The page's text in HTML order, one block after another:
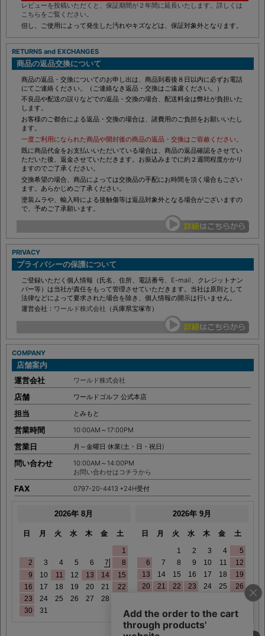
レビューを投稿いただくと、保証期間が２年間に延長いたします。詳しくは
こちらをご覧ください。
但し、ご使用によって発生した汚れやキズなどは、保証対象外となります。
RETURNS and EXCHANGES
商品の返品交換について
商品の返品・交換についてのお申し出は、商品到着後８日以内に必ずお電話
にてご連絡ください。（ご連絡なき返品・交換はご遠慮ください。）
不良品や配送の誤りなどでの返品・交換の場合、配送料金は弊社が負担いた
します。
お客様のご都合による返品・交換の場合は、諸費用のご負担をお願いいたし
ます。
一度ご利用になられた商品や開封後の商品の返品・交換はご容赦ください。
既に商品代金をお支払いいただいている場合は、商品の返品確認をさせてい
ただいた後、返金させていただきます。お振込みまでに約２週間程度かかり
ますのでご了承ください。
交換希望の場合、商品によっては交換品の手配にお時間を頂く場合もござい
ます。あらかじめご了承ください。
塗装ムラや、輸入時による接触傷等は返品対象外となる場合がございますの
で、予めご了承願います。
PRIVACY
プライバシーの保護について
ご登録いただく個人情報（氏名、住所、電話番号、E-mail、クレジットナン
バー等）は当社が責任をもって管理させていただきます。当社は原則として
法律などによって要求された場合を除き、個人情報の開示は行いません。
運営会社： ワールド株式会社 （兵庫県宝塚市）
COMPANY
店舗案内
運営会社
ワールド株式会社
店舗 ワールドゴルフ 公式本店
担当 とみもと
営業時間 10:00AM～17:00PM
営業日 月～金曜日 休業(土・日・祝日)
問い合わせ
10:00AM～14:00PM
お問い合わせはコチラから
FAX 0797-20-4413 *24H受付